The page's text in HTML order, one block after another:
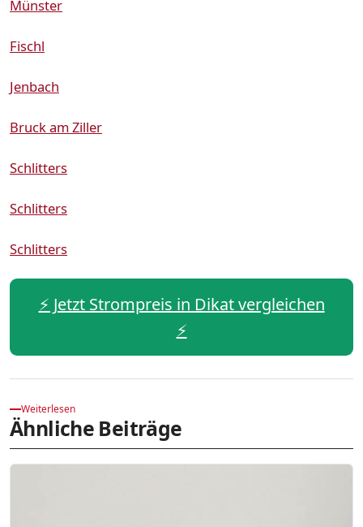
Münster
Fischl
Jenbach
Bruck am Ziller
Schlitters
Schlitters
Schlitters
⚡️ Jetzt Strompreis in Dikat vergleichen
⚡️
Weiterlesen
Ähnliche Beiträge